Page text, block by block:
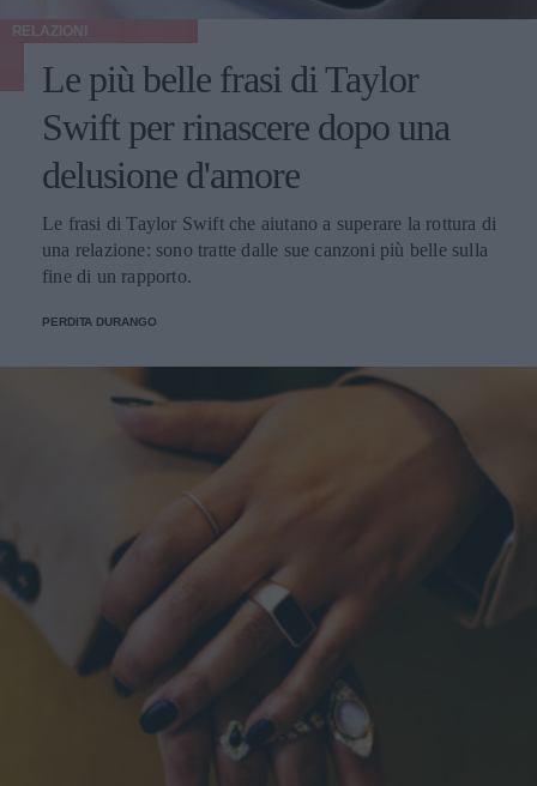
RELAZIONI
Le più belle frasi di Taylor
Swift per rinascere dopo una
delusione d'amore
Le frasi di Taylor Swift che aiutano a superare la rottura di
una relazione: sono tratte dalle sue canzoni più belle sulla
fine di un rapporto.
PERDITA DURANGO